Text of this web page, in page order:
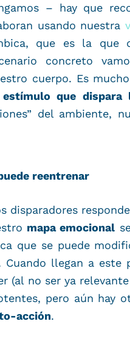
– hay que
usando nuestra
que es la que
concreto
cuerpo. Es
que dispara
del ambiente,
reentrenar
disparadores
mapa emocional
que se puede
llegan a
(al no ser ya
pero aún hay
acción.